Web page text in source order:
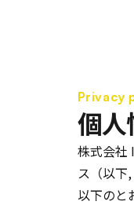
Privacy
個人
株式会社
ス（以下
以下のと